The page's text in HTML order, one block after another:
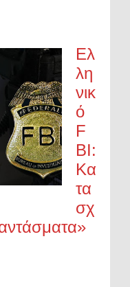
Ελ
λη
νικ
ό
F
BI:
Κα
τα
σχ